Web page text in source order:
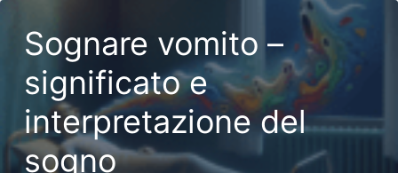
Sognare vomito –
significato e
interpretazione del
sogno